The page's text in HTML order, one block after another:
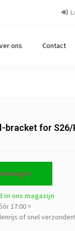
ons Contact
bracket for S26/
in ons magazijn
17:00 =
of snel verzonden!